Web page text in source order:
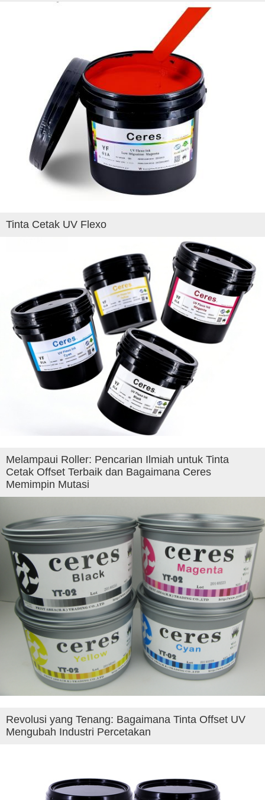
Tinta Cetak UV Flexo
Melampaui Roller: Pencarian Ilmiah untuk Tinta
Cetak Offset Terbaik dan Bagaimana Ceres
Memimpin Mutasi
Revolusi yang Tenang: Bagaimana Tinta Offset UV
Mengubah Industri Percetakan